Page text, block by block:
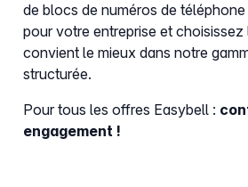
de blocs de numéros de
pour votre entreprise et
convient le mieux dans notre
structurée.
Pour tous les offres Easybell :
engagement !